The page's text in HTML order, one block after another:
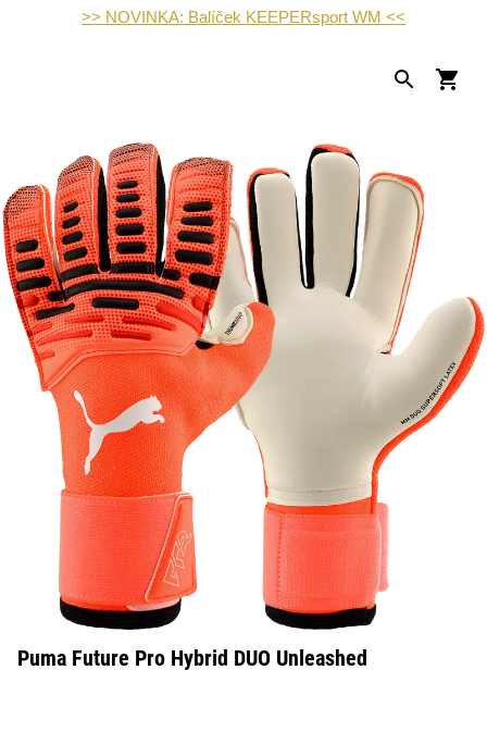
>> NOVINKA: Balíček KEEPERsport WM <<
Puma Future Pro Hybrid DUO Unleashed